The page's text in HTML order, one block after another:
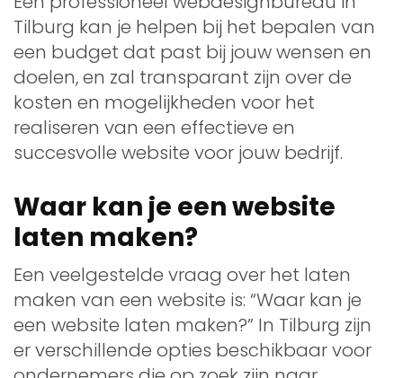
Tilburg kan je helpen bij het bepalen van
een budget dat past bij jouw wensen en
doelen, en zal transparant zijn over de
kosten en mogelijkheden voor het
realiseren van een effectieve en
succesvolle website voor jouw bedrijf.
Waar kan je een website
laten maken?
Een veelgestelde vraag over het laten
maken van een website is: “Waar kan je
een website laten maken?” In Tilburg zijn
er verschillende opties beschikbaar voor